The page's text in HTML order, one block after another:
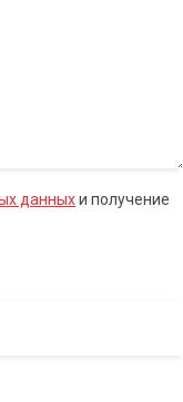
данныхи получение